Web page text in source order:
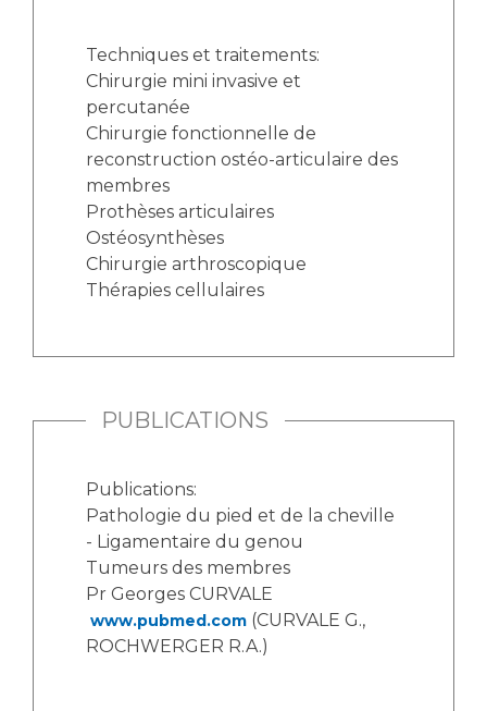
Techniques et traitements:
Chirurgie mini invasive et
percutanée
Chirurgie fonctionnelle de
reconstruction ostéo-articulaire des
membres
Prothèses articulaires
Ostéosynthèses
Chirurgie arthroscopique
Thérapies cellulaires
PUBLICATIONS
Publications:
Pathologie du pied et de la cheville
- Ligamentaire du genou
Tumeurs des membres
Pr Georges CURVALE
www.pubmed.com (CURVALE G.,
ROCHWERGER R.A.)